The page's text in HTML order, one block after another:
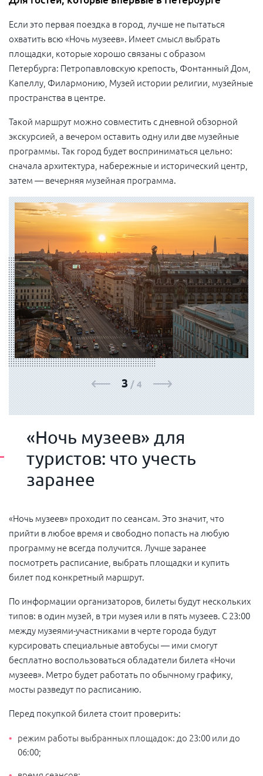
Если это первая поездка в город, лучше не пытаться
охватить всю «Ночь музеев». Имеет смысл выбрать
площадки, которые хорошо связаны с образом
Петербурга: Петропавловскую крепость, Фонтанный Дом,
Капеллу, Филармонию, Музей истории религии, музейные
пространства в центре.
Такой маршрут можно совместить с дневной обзорной
экскурсией, а вечером оставить одну или две музейные
программы. Так город будет восприниматься цельно:
сначала архитектура, набережные и исторический центр,
затем — вечерняя музейная программа.
ФОТОГАЛЕРЕЯ
3/4
«Ночь музеев» для
туристов: что учесть
заранее
«Ночь музеев» проходит по сеансам. Это значит, что
прийти в любое время и свободно попасть на любую
программу не всегда получится. Лучше заранее
посмотреть расписание, выбрать площадки и купить
билет под конкретный маршрут.
По информации организаторов, билеты будут нескольких
типов: в один музей, в три музея или в пять музеев. С 23:00
между музеями-участниками в черте города будут
курсировать специальные автобусы — ими смогут
бесплатно воспользоваться обладатели билета «Ночи
музеев». Метро будет работать по обычному графику,
мосты разведут по расписанию.
Перед покупкой билета стоит проверить:
режим работы выбранных площадок: до 23:00 или до
06:00;